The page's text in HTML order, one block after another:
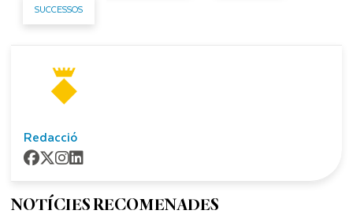
SUCCESSOS
Redacció
NOTÍCIES RECOMENADES